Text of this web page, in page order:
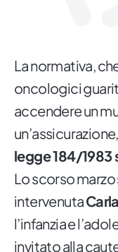
La normativa,
oncologici
accendere un
legge 184/1983
Lo scorso
intervenuta
l’infanzia e
invitato alla